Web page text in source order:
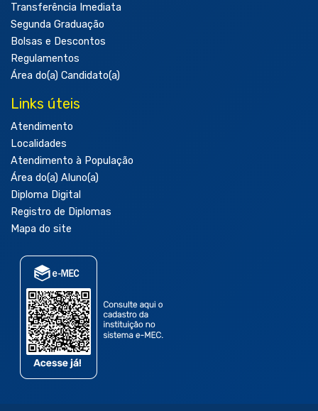
Transferência Imediata
Segunda Graduação
Bolsas e Descontos
Regulamentos
Área do(a) Candidato(a)
Links úteis
Atendimento
Localidades
Atendimento à População
Área do(a) Aluno(a)
Diploma Digital
Registro de Diplomas
Mapa do site